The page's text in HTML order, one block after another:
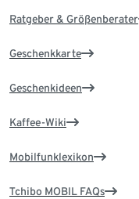
Ratgeber & Größenberater
Geschenkkarte
Geschenkideen
Kaffee-Wiki
Mobilfunklexikon
Tchibo MOBIL FAQs